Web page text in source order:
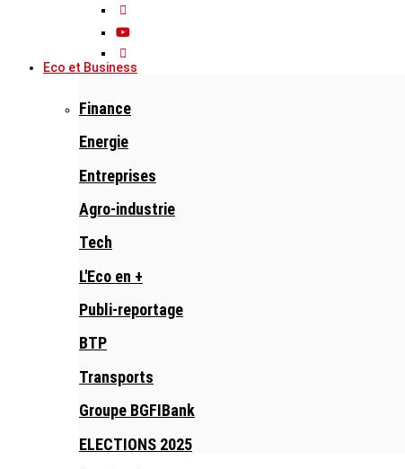
Eco et Business
Finance
Energie
Entreprises
Agro-industrie
Tech
L'Eco en +
Publi-reportage
BTP
Transports
Groupe BGFIBank
ELECTIONS 2025